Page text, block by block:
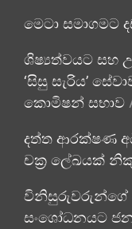
මෙටා සමාගමට
ශිෂ්‍යත්වයට සහ
‘සිසු සැරිය’
කොමිෂන් සභාව
දත්ත ආරක්ෂණ
චක්‍ර ලේඛයක්
විනිසුරුවරුන්ගේ
සංශෝධනයට